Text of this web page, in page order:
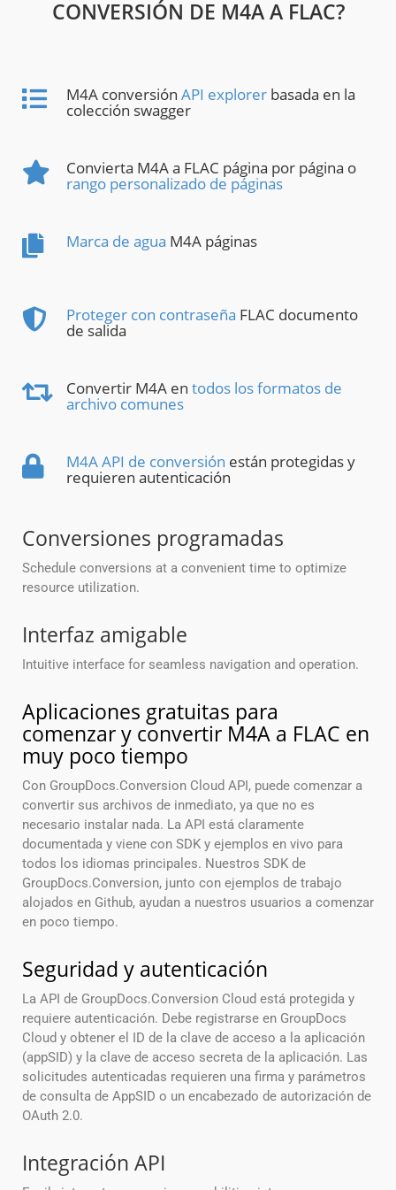
CONVERSIÓN DE M4A A FLAC?
M4A conversión API explorer basada en la
colección swagger
Convierta M4A a FLAC página por página o
rango personalizado de páginas
Marca de agua M4A páginas
Proteger con contraseña FLAC documento
de salida
Convertir M4A en todos los formatos de
archivo comunes
M4A API de conversión están protegidas y
requieren autenticación
Conversiones programadas
Schedule conversions at a convenient time to optimize
resource utilization.
Interfaz amigable
Intuitive interface for seamless navigation and operation.
Aplicaciones gratuitas para
comenzar y convertir M4A a FLAC en
muy poco tiempo
Con GroupDocs.Conversion Cloud API, puede comenzar a
convertir sus archivos de inmediato, ya que no es
necesario instalar nada. La API está claramente
documentada y viene con SDK y ejemplos en vivo para
todos los idiomas principales. Nuestros SDK de
GroupDocs.Conversion, junto con ejemplos de trabajo
alojados en Github, ayudan a nuestros usuarios a comenzar
en poco tiempo.
Seguridad y autenticación
La API de GroupDocs.Conversion Cloud está protegida y
requiere autenticación. Debe registrarse en GroupDocs
Cloud y obtener el ID de la clave de acceso a la aplicación
(appSID) y la clave de acceso secreta de la aplicación. Las
solicitudes autenticadas requieren una firma y parámetros
de consulta de AppSID o un encabezado de autorización de
OAuth 2.0.
Integración API